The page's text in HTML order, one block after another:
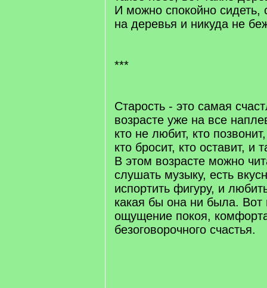
И можно спокойно сидеть,
на деревья и никуда не
***
Старость - это самая
возрасте уже на все
кто не любит, кто
кто бросит, кто оставит, и
В этом возрасте можно
слушать музыку, есть
испортить фигуру, и
какая бы она ни была. Вот
ощущение покоя,
безоговорочного счастья.